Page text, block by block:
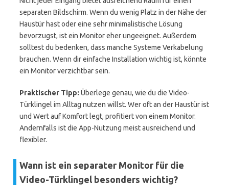
separaten Bildschirm. Wenn du wenig Platz in der Nähe der
Haustür hast oder eine sehr minimalistische Lösung
bevorzugst, ist ein Monitor eher ungeeignet. Außerdem
solltest du bedenken, dass manche Systeme Verkabelung
brauchen. Wenn dir einfache Installation wichtig ist, könnte
ein Monitor verzichtbar sein.
Praktischer Tipp: Überlege genau, wie du die Video-
Türklingel im Alltag nutzen willst. Wer oft an der Haustür ist
und Wert auf Komfort legt, profitiert von einem Monitor.
Andernfalls ist die App-Nutzung meist ausreichend und
flexibler.
Wann ist ein separater Monitor für die
Video-Türklingel besonders wichtig?